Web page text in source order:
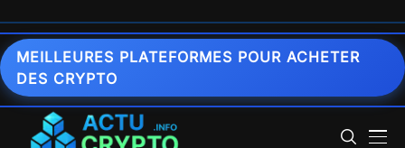
MEILLEURES PLATEFORMES POUR ACHETER
DES CRYPTO